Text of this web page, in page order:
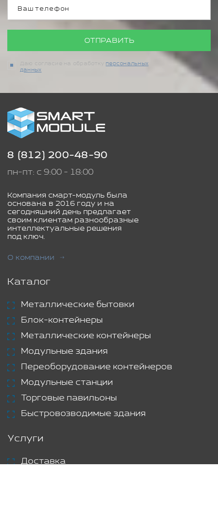
ОТПРАВИТЬ
Даю согласие на обработку персональных
данных
8 (812) 200-48-90
пн-пт: с 9:00 - 18:00
Компания смарт-модуль была
основана в 2016 году и на
сегодняшний день предлагает
своим клиентам разнообразные
интеллектуальные решения
под ключ.
О компании
Каталог
Металлические бытовки
Блок-контейнеры
Металлические контейнеры
Модульные здания
Переоборудование контейнеров
Модульные станции
Торговые павильоны
Быстровозводимые здания
Услуги
Доставка